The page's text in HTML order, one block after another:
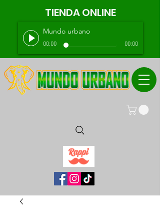
TIENDA ONLINE
Mundo urbano
00:00 00:00